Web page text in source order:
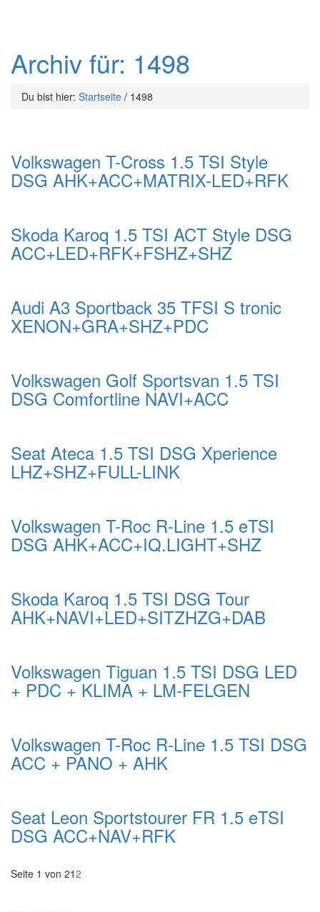
Archiv für: 1498
Du bist hier: Startseite / 1498
Volkswagen T-Cross 1.5 TSI Style
DSG AHK+ACC+MATRIX-LED+RFK
Skoda Karoq 1.5 TSI ACT Style DSG
ACC+LED+RFK+FSHZ+SHZ
Audi A3 Sportback 35 TFSI S tronic
XENON+GRA+SHZ+PDC
Volkswagen Golf Sportsvan 1.5 TSI
DSG Comfortline NAVI+ACC
Seat Ateca 1.5 TSI DSG Xperience
LHZ+SHZ+FULL-LINK
Volkswagen T-Roc R-Line 1.5 eTSI
DSG AHK+ACC+IQ.LIGHT+SHZ
Skoda Karoq 1.5 TSI DSG Tour
AHK+NAVI+LED+SITZHZG+DAB
Volkswagen Tiguan 1.5 TSI DSG LED
+ PDC + KLIMA + LM-FELGEN
Volkswagen T-Roc R-Line 1.5 TSI DSG
ACC + PANO + AHK
Seat Leon Sportstourer FR 1.5 eTSI
DSG ACC+NAV+RFK
Seite 1 von 212